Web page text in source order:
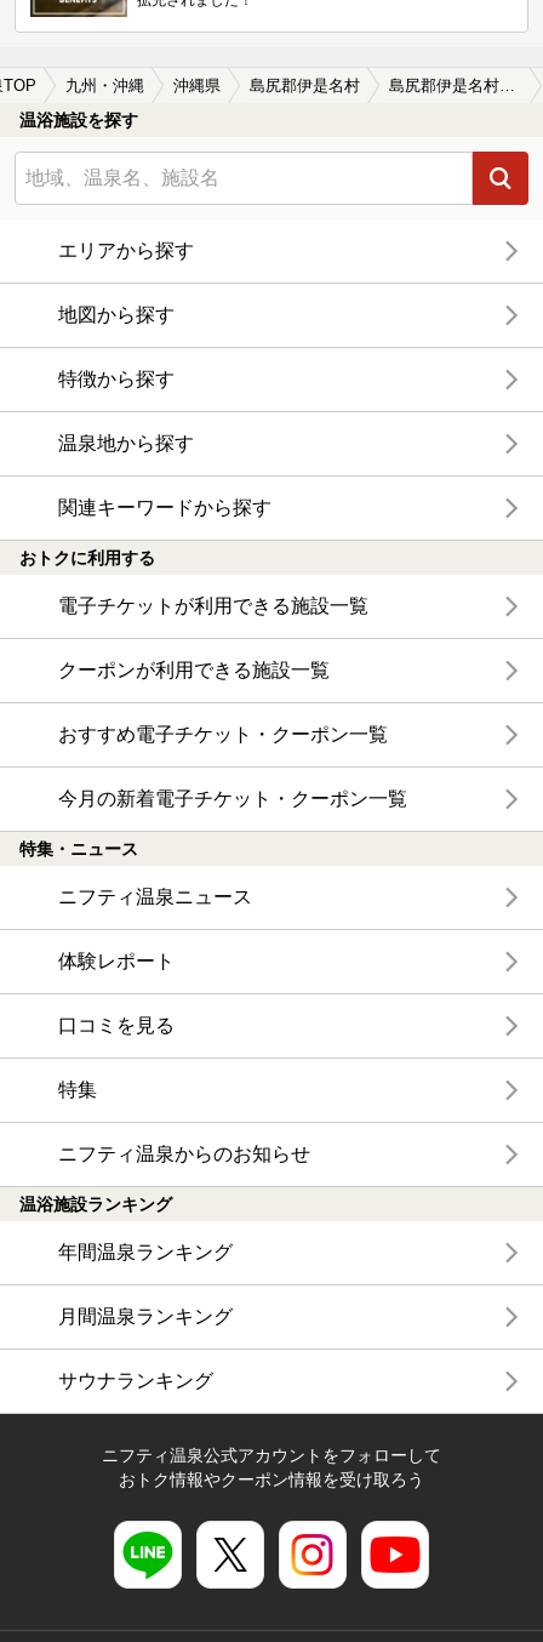
TOP 九州・沖縄 沖縄県 島尻郡伊是名村 島尻郡伊是名村の温泉宿・温泉旅館・ホテルおすすめ(2026年版)
温浴施設を探す
エリアから探す
地図から探す
特徴から探す
温泉地から探す
関連キーワードから探す
おトクに利用する
電子チケットが利用できる施設一覧
クーポンが利用できる施設一覧
おすすめ電子チケット・クーポン一覧
今月の新着電子チケット・クーポン一覧
特集・ニュース
ニフティ温泉ニュース
体験レポート
口コミを見る
特集
ニフティ温泉からのお知らせ
温浴施設ランキング
年間温泉ランキング
月間温泉ランキング
サウナランキング
ニフティ温泉公式アカウントをフォローして
おトク情報やクーポン情報を受け取ろう